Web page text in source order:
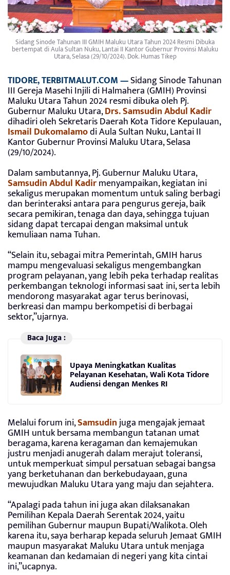
Sidang Sinode Tahunan III GMIH Maluku Utara Tahun 2024 Resmi Dibuka
bertempat di Aula Sultan Nuku, Lantai II Kantor Gubernur Provinsi Maluku
Utara, Selasa (29/10/2024). Dok. Humas Tikep
TIDORE, TERBITMALUT.COM —Sidang Sinode Tahunan
III Gereja Masehi Injili di Halmahera (GMIH) Provinsi
Maluku Utara Tahun 2024 resmi dibuka oleh Pj.
Gubernur Maluku Utara,Drs. Samsudin Abdul Kadir
dihadiri oleh Sekretaris Daerah Kota Tidore Kepulauan,
Ismail Dukomalamodi Aula Sultan Nuku, Lantai II
Kantor Gubernur Provinsi Maluku Utara, Selasa
(29/10/2024).
Dalam sambutannya, Pj. Gubernur Maluku Utara,
Samsudin Abdul Kadirmenyampaikan, kegiatan ini
sekaligus merupakan momentum untuk saling berbagi
dan berinteraksi antara para pengurus gereja, baik
secara pemikiran, tenaga dan daya, sehingga tujuan
sidang dapat tercapai dengan maksimal untuk
kemuliaan nama Tuhan.
“Selain itu, sebagai mitra Pemerintah, GMIH harus
mampu mengevaluasi sekaligus mengembangkan
program pelayanan, yang lebih peka terhadap realitas
perkembangan teknologi informasi saat ini, serta lebih
mendorong masyarakat agar terus berinovasi,
berkreasi dan mampu berkompetisi di berbagai
sektor,”ujarnya.
Baca Juga :
Upaya Meningkatkan Kualitas
Pelayanan Kesehatan, Wali Kota Tidore
Audiensi dengan Menkes RI
Melalui forum ini,Samsudinjuga mengajak jemaat
GMIH untuk bersama membangun tatanan umat
beragama, karena keragaman dan kemajemukan
justru menjadi anugerah dalam merajut toleransi,
untuk memperkuat simpul persatuan sebagai bangsa
yang berketuhanan dan berkebudayaan, guna
mewujudkan Maluku Utara yang maju dan sejahtera.
“Apalagi pada tahun ini juga akan dilaksanakan
Pemilihan Kepala Daerah Serentak 2024, yaitu
pemilihan Gubernur maupun Bupati/Walikota. Oleh
karena itu, saya berharap kepada seluruh Jemaat GMIH
maupun masyarakat Maluku Utara untuk menjaga
keamanan dan kedamaian di negeri yang kita cintai
ini,”ucapnya.